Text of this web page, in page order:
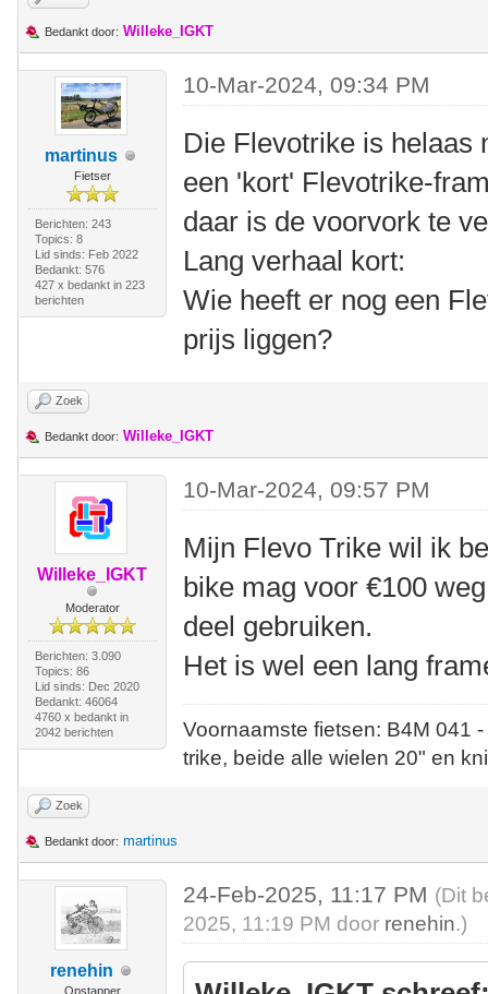
Bedankt door: Willeke_IGKT
martinus
Fietser
Berichten: 243
Topics: 8
Lid sinds: Feb 2022
Bedankt: 576
427 x bedankt in 223
berichten
10-Mar-2024, 09:34 PM
Die Flevotrike is helaas
een 'kort' Flevotrike-
daar is de voorvork te
Lang verhaal kort:
Wie heeft er nog een
prijs liggen?
Zoek
Bedankt door: Willeke_IGKT
Willeke_IGKT
Moderator
Berichten: 3.090
Topics: 86
Lid sinds: Dec 2020
Bedankt: 46064
4760 x bedankt in
2042 berichten
10-Mar-2024, 09:57 PM
Mijn Flevo Trike wil ik
bike mag voor €100
deel gebruiken.
Het is wel een lang
Voornaamste fietsen: B4M
trike, beide alle wielen 20" en
Zoek
Bedankt door: martinus
renehin
Opstapper
24-Feb-2025, 11:17 PM (Dit
2025, 11:19 PM door renehin.)